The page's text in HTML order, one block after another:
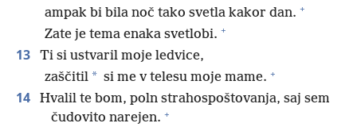
ampak bi bila noč tako svetla kakor dan. +
Zate je tema enaka svetlobi. +
13
Ti si ustvaril moje ledvice,
zaščitil * si me v telesu moje mame. +
14
Hvalil te bom, poln strahospoštovanja, saj sem
čudovito narejen. +